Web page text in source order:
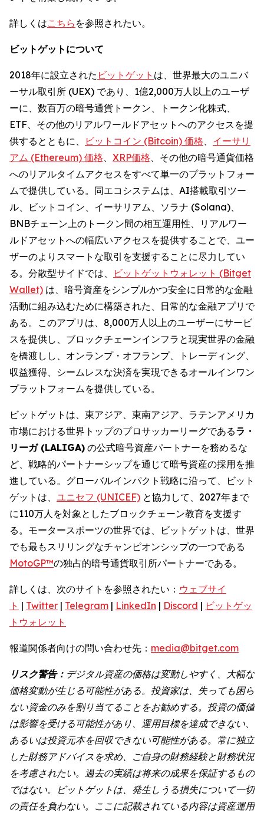
詳しくはこちら を参照されたい。
ビットゲットについて
2018年に設立された ビットゲット は、世界最大のユニバ
ーサル取引所 (UEX) であり、1億2,000万人以上のユーザ
ーに、数百万の暗号通貨トークン、トークン化株式、
ETF、その他のリアルワールドアセットへのアクセスを提
供するとともに、
ビットコイン (Bitcoin) 価格、 イーサリ
アム (Ethereum) 価格、 XRP価格、その他の暗号通貨価格
へのリアルタイムアクセスをすべて単一のプラットフォー
ムで提供している。同エコシステムは、AI搭載取引ツー
ル、ビットコイン、イーサリアム、ソラナ (Solana)、
BNBチェーン上のトークン間の相互運用性、リアルワー
ルドアセットへの幅広いアクセスを提供することで、ユー
ザーのよりスマートな取引を支援することに尽力してい
る。分散型サイドでは、
ビットゲットウォレット (Bitget
Wallet) は、暗号資産をシンプルかつ安全に日常的な金融
活動に組み込むために構築された、日常的な金融アプリで
ある。このアプリは、8,000万人以上のユーザーにサービ
スを提供し、ブロックチェーンインフラと現実世界の金融
を橋渡しし、オンランプ・オフランプ、トレーディング、
収益獲得、シームレスな決済を実現できるオールインワン
プラットフォームを提供している。
ビットゲットは、東アジア、東南アジア、ラテンアメリカ
市場における世界トップのプロサッカーリーグであるラ・
リーガ (LALIGA) の公式暗号資産パートナーを務めるな
ど、戦略的パートナーシップを通じて暗号資産の採用を推
進している。グローバルインパクト戦略に沿って、ビット
ゲットは、 ユニセフ (UNICEF) と協力して、2027年まで
に110万人を対象としたブロックチェーン教育を支援す
る。モータースポーツの世界では、ビットゲットは、世界
でも最もスリリングなチャンピオンシップの一つである
MotoGP™の独占的暗号通貨取引所パートナーである。
詳しくは、次のサイトを参照されたい： ウェブサイ
ト | Twitter | Telegram | LinkedIn | Discord | ビットゲッ
トウォレット
報道関係者向けの問い合わせ先： media@bitget.com
リスク警告： デジタル資産の価格は変動しやすく、大幅な
価格変動が生じる可能性がある。投資家は、失っても困ら
ない資金のみを割り当てることをお勧めする。投資の価値
は影響を受ける可能性があり、運用目標を達成できない、
あるいは投資元本を回収できない可能性がある。常に独立
した財務アドバイスを求め、ご自身の財務経験と財務状況
を考慮されたい。過去の実績は将来の成果を保証するもの
ではない。ビットゲットは、発生しうる損失について一切
の責任を負わない。ここに記載されている内容は資産運用